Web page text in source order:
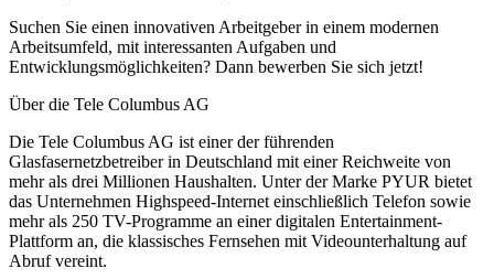
Suchen Sie einen innovativen Arbeitgeber in einem modernen
Arbeitsumfeld, mit interessanten Aufgaben und
Entwicklungsmöglichkeiten? Dann bewerben Sie sich jetzt!
Über die Tele Columbus AG
Die Tele Columbus AG ist einer der führenden
Glasfasernetzbetreiber in Deutschland mit einer Reichweite von
mehr als drei Millionen Haushalten. Unter der Marke PYUR bietet
das Unternehmen Highspeed-Internet einschließlich Telefon sowie
mehr als 250 TV-Programme an einer digitalen Entertainment-
Plattform an, die klassisches Fernsehen mit Videounterhaltung auf
Abruf vereint.